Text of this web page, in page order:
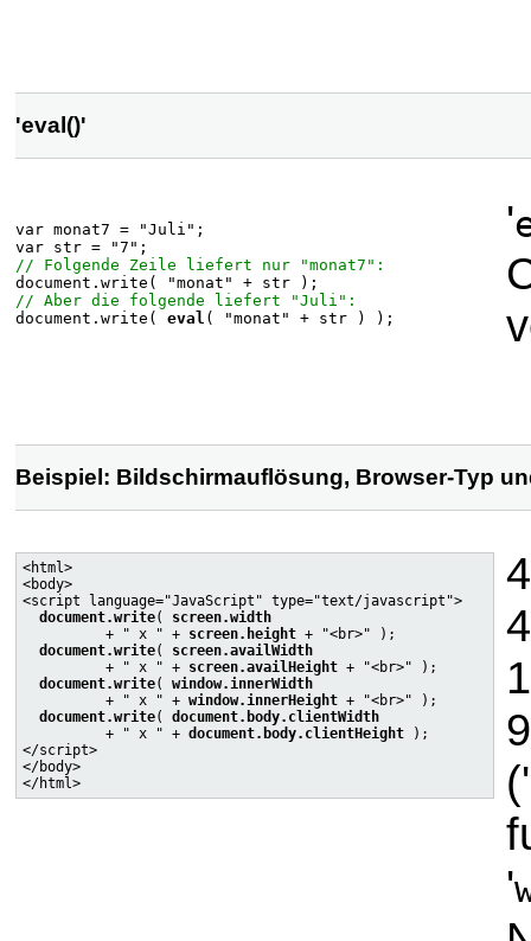
'eval()'
var monat7 = "Juli";
var str = "7";
// Folgende Zeile liefert nur "monat7":
document.write( "monat" + str );
// Aber die folgende liefert "Juli":
document.write( eval ( "monat" + str ) );
'
Beispiel: Bildschirmauflösung, Browser-Typ
<html>
<body>
<script language="JavaScript" type="text/javascript">
document.write( screen.width
          + " x " +
screen.height + "<br>" );
document.write( screen.availWidth
          + " x " +
screen.availHeight + "<br>" );
document.write( window.innerWidth
          + " x " +
window.innerHeight + "<br>" );
document.write( document.body.clientWidth
          + " x " +
document.body.clientHeight );
</script>
</body>
('
'